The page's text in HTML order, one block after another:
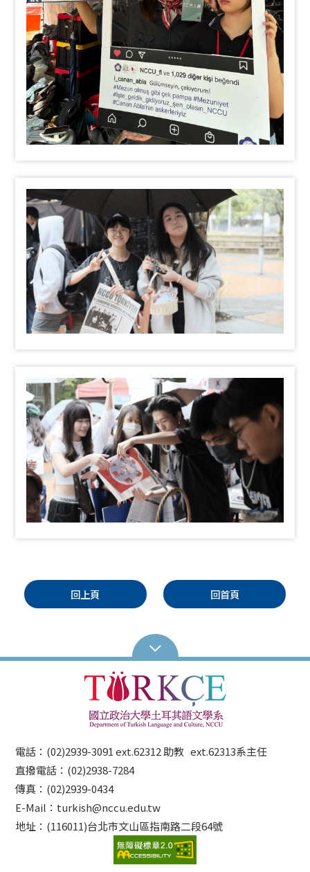
回上頁 回首頁
電話：(02)2939-3091 ext.62312 助教 ext.62313系主任
直撥電話：(02)2938-7284
傳真：(02)2939-0434
E-Mail：turkish@nccu.edu.tw
地址：(116011)台北市文山區指南路二段64號